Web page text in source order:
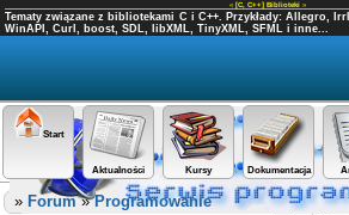
« [C, C++] Biblioteki »
Tematy związane z bibliotekami C i C++. Przykłady: Allegro,
WinAPI, Curl, boost, SDL, libXML, TinyXML, SFML i inne...
Start
Aktualności Kursy Dokumentacja
» Forum»Programowanie